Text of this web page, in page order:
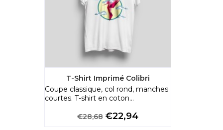
T-Shirt Imprimé Colibri
Coupe classique, col rond, manches
courtes. T-shirt en coton...
Preço
€28,68 Preço
€22,94